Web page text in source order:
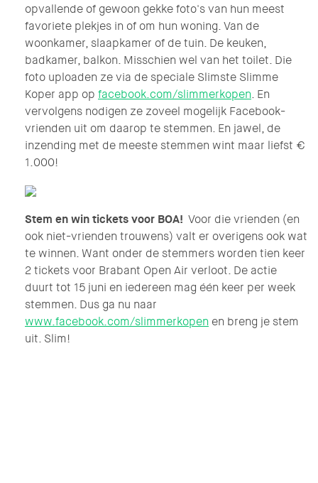
opvallende of gewoon gekke foto's van hun meest
favoriete plekjes in of om hun woning. Van de
woonkamer, slaapkamer of de tuin. De keuken,
badkamer, balkon. Misschien wel van het toilet. Die
foto uploaden ze via de speciale Slimste Slimme
Koper app op facebook.com/slimmerkopen. En
vervolgens nodigen ze zoveel mogelijk Facebook-
vrienden uit om daarop te stemmen. En jawel, de
inzending met de meeste stemmen wint maar liefst €
1.000!
Stem en win tickets voor BOA! Voor die vrienden (en
ook niet-vrienden trouwens) valt er overigens ook wat
te winnen. Want onder de stemmers worden tien keer
2 tickets voor Brabant Open Air verloot. De actie
duurt tot 15 juni en iedereen mag één keer per week
stemmen. Dus ga nu naar
www.facebook.com/slimmerkopen en breng je stem
uit. Slim!